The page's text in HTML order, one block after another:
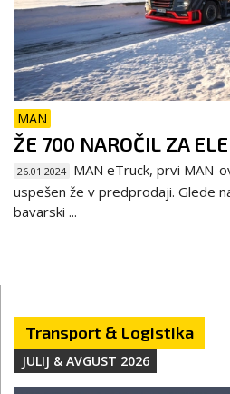
MAN
ŽE 700 NAROČIL ZA
26.01.2024 MAN eTruck, prvi MAN-
uspešen že v predprodaji. Glede
bavarski ...
Transport & Logistika
JULIJ & AVGUST 2026